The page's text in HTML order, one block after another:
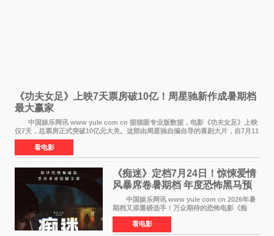
《功夫女足》上映7天票房破10亿！周星驰新作成暑期档
最大赢家
中国娱乐网讯 www yule com cn 据猫眼专业版数据，电影《功夫女足》上映
仅7天，总票房正式突破10亿元大关。这部由周星驰自编自导的喜剧大片，自7月11
日公映以来便展现出惊人的市场统治力。
看电影
《痴迷》定档7月24日！惊悚爱情
风暴席卷暑期档 年度恐怖黑马预
中国娱乐网讯 www yule com cn 2026年暑
期档又添重磅选手！万众期待的恐怖电影《痴
迷》今日正式官宣定档，将于7月24日登陆内地各
大院线。这部被业内专家誉为新世代爆款恐怖电
影的作品，将为
看电影